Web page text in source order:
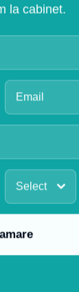
la cabinet.
Select